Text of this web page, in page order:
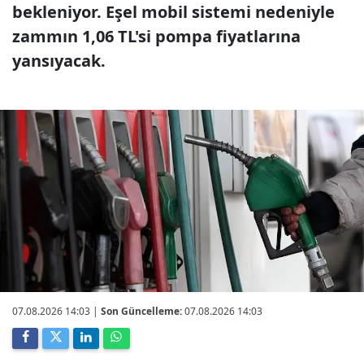
bekleniyor. Eşel mobil sistemi nedeniyle
zammın 1,06 TL'si pompa fiyatlarına
yansıyacak.
07.08.2026 14:03 | Son Güncelleme:07.08.2026 14:03